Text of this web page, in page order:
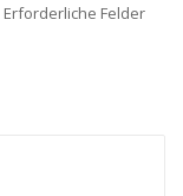
Erforderliche Felder